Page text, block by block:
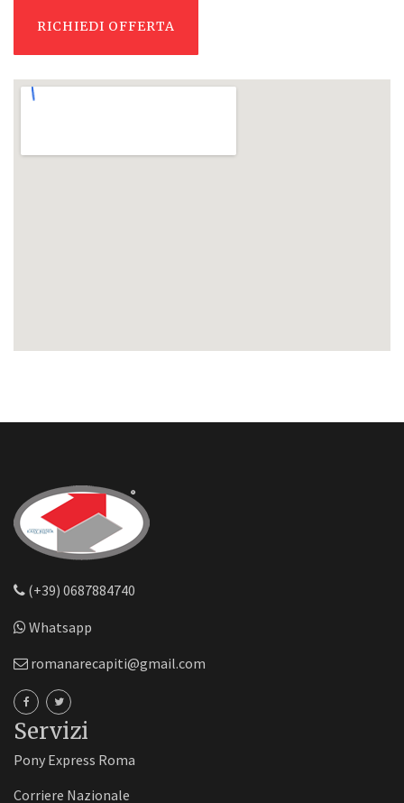
RICHIEDI OFFERTA
(+39) 0687884740
Whatsapp
romanarecapiti@gmail.com
Servizi
Pony Express Roma
Corriere Nazionale